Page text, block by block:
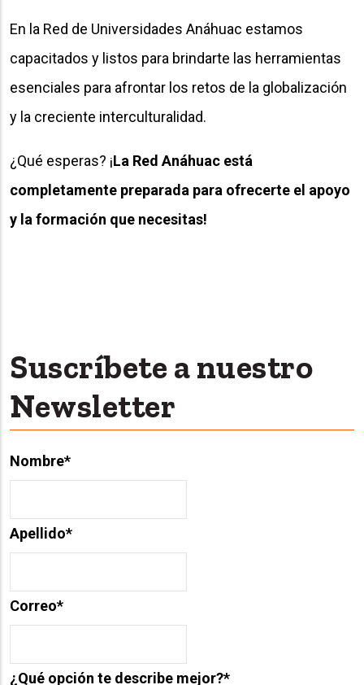
En la Red de Universidades Anáhuac estamos
capacitados y listos para brindarte las herramientas
esenciales para afrontar los retos de la globalización
y la creciente interculturalidad.
¿Qué esperas? ¡La Red Anáhuac está
completamente preparada para ofrecerte el apoyo
y la formación que necesitas!
Suscríbete a nuestro
Newsletter
Nombre*
Apellido*
Correo*
¿Qué opción te describe mejor?*